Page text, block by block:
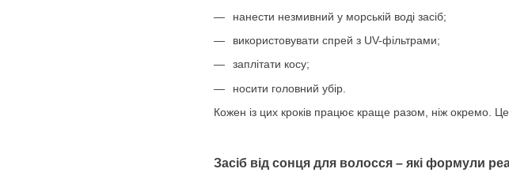
нанести незмивний у морській воді засіб;
використовувати спрей з UV-фільтрами;
заплітати косу;
носити головний убір.
Кожен із цих кроків працює краще разом, ніж окремо.
Засіб від сонця для волосся – які формули